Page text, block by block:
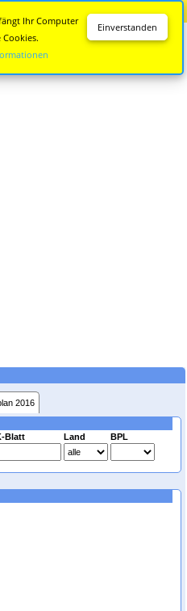
2016
Blatt Land BPL
Einverstanden
Ihr Computer